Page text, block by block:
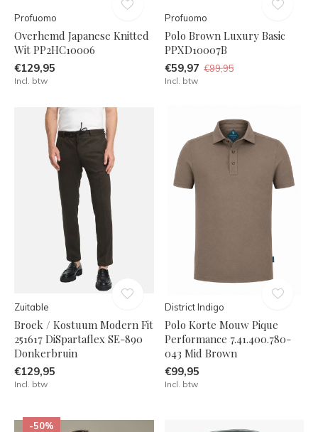
Profuomo
Overhemd Japanese Knitted
Wit PP2HC10006
€129,95
Incl. btw
Profuomo
Polo Brown Luxury Basic
PPXD10007B
€59,97 €99,95
Incl. btw
Zuitable
Broek / Kostuum Modern Fit
251617 DiSpartaflex SE-890
Donkerbruin
€129,95
Incl. btw
District Indigo
Polo Korte Mouw Pique
Performance 7.41.400.780-
043 Mid Brown
€99,95
Incl. btw
-50%